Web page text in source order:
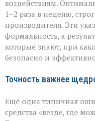
воздействиям.
1–2 раза в неделю,
производителя. Эти
формальность, а
которые знают, при
безопасно и
Точность важнее
Ещё одна типичная
средства «везде, где